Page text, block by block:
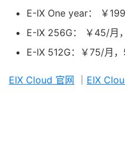
E-IX One year： ￥
E-IX 256G： ￥45/月
E-IX 512G：￥75/月，
EIX Cloud 官网 EIX